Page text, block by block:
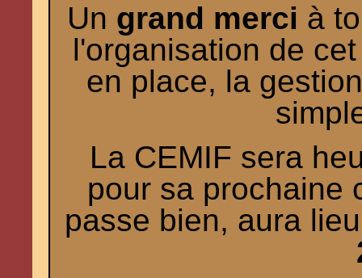
Un grand merci à
l'organisation de
en place, la
La CEMIF sera
pour sa prochaine
passe bien, aura